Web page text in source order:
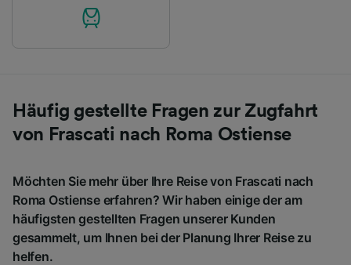
Häufig gestellte Fragen zur Zugfahrt
von Frascati nach Roma Ostiense
Möchten Sie mehr über Ihre Reise von Frascati nach
Roma Ostiense erfahren? Wir haben einige der am
häufigsten gestellten Fragen unserer Kunden
gesammelt, um Ihnen bei der Planung Ihrer Reise zu
helfen.